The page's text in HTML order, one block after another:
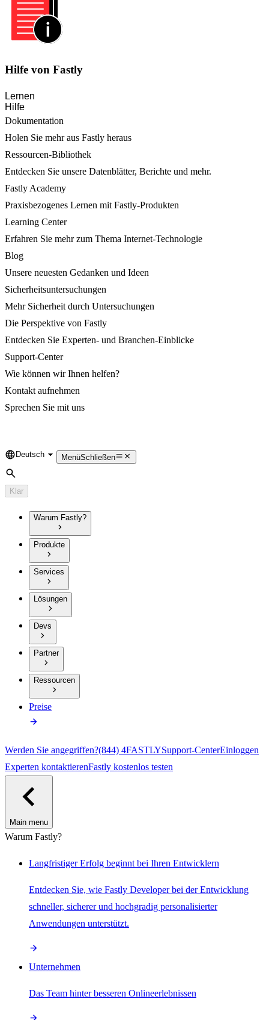
Hilfe von Fastly
Lernen
Hilfe
Dokumentation
Holen Sie mehr aus Fastly heraus
Ressourcen-Bibliothek
Entdecken Sie unsere Datenblätter, Berichte und mehr.
Fastly Academy
Praxisbezogenes Lernen mit Fastly-Produkten
Learning Center
Erfahren Sie mehr zum Thema Internet-Technologie
Blog
Unsere neuesten Gedanken und Ideen
Sicherheitsuntersuchungen
Mehr Sicherheit durch Untersuchungen
Die Perspektive von Fastly
Entdecken Sie Experten- und Branchen-Einblicke
Support-Center
Wie können wir Ihnen helfen?
Kontakt aufnehmen
Sprechen Sie mit uns
Language
Deutsch MenüSchließen
Suche
Klar
Warum Fastly?
Produkte
Services
Lösungen
Devs
Partner
Ressourcen
Preise
Werden Sie angegriffen?(844) 4FASTLYSupport-CenterEinloggen
Experten kontaktierenFastly kostenlos testen
Main menu
Warum Fastly?
Langfristiger Erfolg beginnt bei Ihren Entwicklern
Entdecken Sie, wie Fastly Developer bei der Entwicklung
schneller, sicherer und hochgradig personalisierter
Anwendungen unterstützt.
Unternehmen
Das Team hinter besseren Onlineerlebnissen